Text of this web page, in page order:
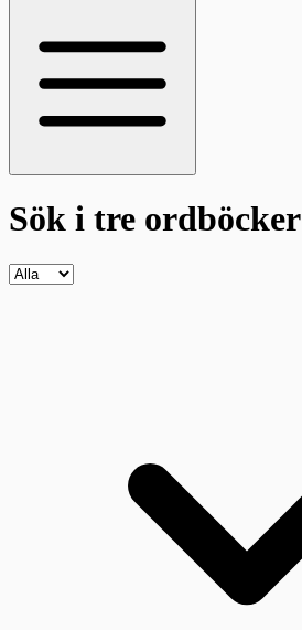
Sök i tre ordböcker